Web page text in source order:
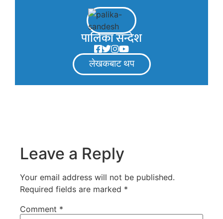
पालिका सन्देश
लेखकबाट थप
Leave a Reply
Your email address will not be published.
Required fields are marked *
Comment *